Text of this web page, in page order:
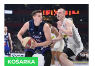
KOŠARKA